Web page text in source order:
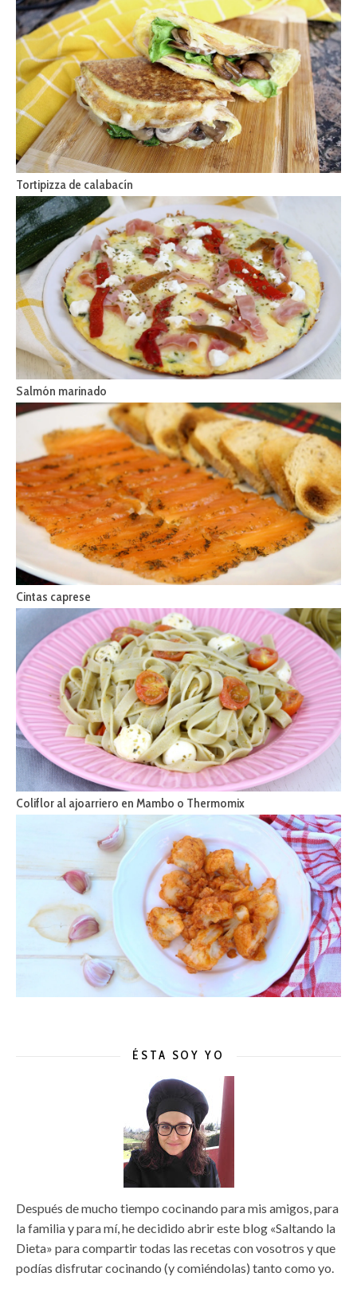
Tortipizza de calabacín
Salmón marinado
Cintas caprese
Coliflor al ajoarriero en Mambo o Thermomix
ÉSTA SOY YO
Después de mucho tiempo cocinando para mis amigos, para
la familia y para mí, he decidido abrir este blog «Saltando la
Dieta» para compartir todas las recetas con vosotros y que
podías disfrutar cocinando (y comiéndolas) tanto como yo.